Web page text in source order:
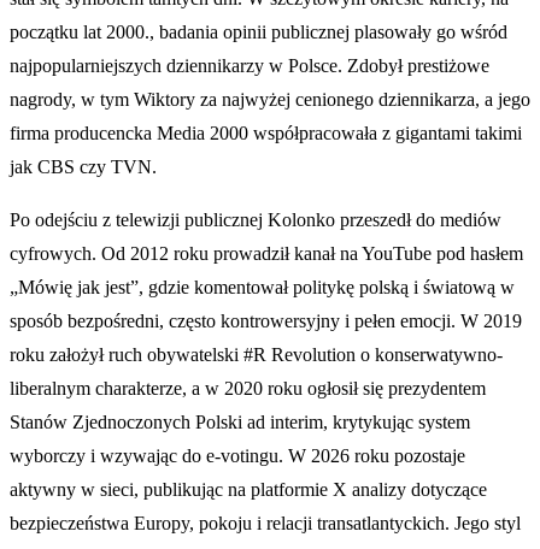
początku lat 2000., badania opinii publicznej plasowały go wśród
najpopularniejszych dziennikarzy w Polsce. Zdobył prestiżowe
nagrody, w tym Wiktory za najwyżej cenionego dziennikarza, a jego
firma producencka Media 2000 współpracowała z gigantami takimi
jak CBS czy TVN.
Po odejściu z telewizji publicznej Kolonko przeszedł do mediów
cyfrowych. Od 2012 roku prowadził kanał na YouTube pod hasłem
„Mówię jak jest”, gdzie komentował politykę polską i światową w
sposób bezpośredni, często kontrowersyjny i pełen emocji. W 2019
roku założył ruch obywatelski #R Revolution o konserwatywno-
liberalnym charakterze, a w 2020 roku ogłosił się prezydentem
Stanów Zjednoczonych Polski ad interim, krytykując system
wyborczy i wzywając do e-votingu. W 2026 roku pozostaje
aktywny w sieci, publikując na platformie X analizy dotyczące
bezpieczeństwa Europy, pokoju i relacji transatlantyckich. Jego styl